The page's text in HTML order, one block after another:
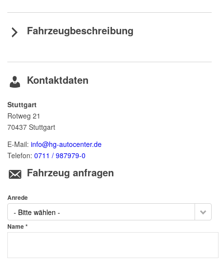
Fahrzeugbeschreibung
Kontaktdaten
Stuttgart
Rotweg 21
70437 Stuttgart
E-Mail: info@hg-autocenter.de
Telefon: 0711 / 987979-0
Fahrzeug anfragen
Anrede
- Bitte wählen -
Name *